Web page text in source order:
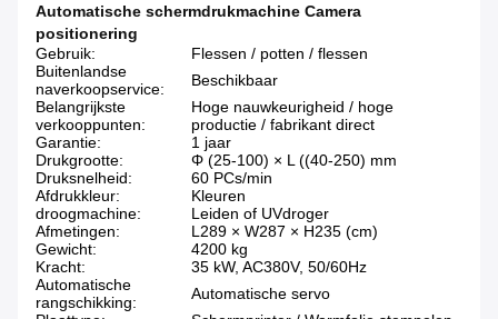
Automatische schermdrukmachine Camera
positionering
Gebruik:
Flessen / potten / flessen
Buitenlandse
naverkoopservice:
Beschikbaar
Belangrijkste
verkooppunten:
Hoge nauwkeurigheid / hoge
productie / fabrikant direct
Garantie:
1 jaar
Drukgrootte:
Φ (25-100) × L ((40-250) mm
Druksnelheid:
60 PCs/min
Afdrukkleur:
Kleuren
droogmachine:
Leiden of UVdroger
Afmetingen:
L289 × W287 × H235 (cm)
Gewicht:
4200 kg
Kracht:
35 kW, AC380V, 50/60Hz
Automatische
rangschikking:
Automatische servo